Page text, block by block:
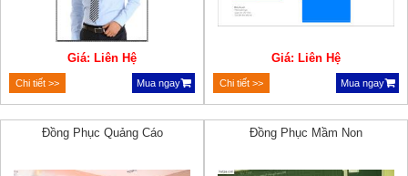
Giá: Liên Hệ
Chi tiết >> Mua ngay
Giá: Liên Hệ
Chi tiết >> Mua ngay
Đồng Phục Quảng Cáo Đồng Phục Mầm Non